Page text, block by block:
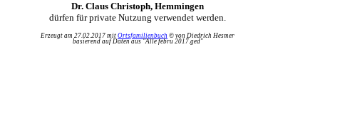
Dr. Claus Christoph, Hemmingen
dürfen für private Nutzung verwendet werden.
Erzeugt am 27.02.2017 mit Ortsfamilienbuch © von Diedrich Hesmer
basierend auf Daten aus "Alle febru 2017.ged"